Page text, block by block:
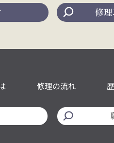
修
修理の流れ